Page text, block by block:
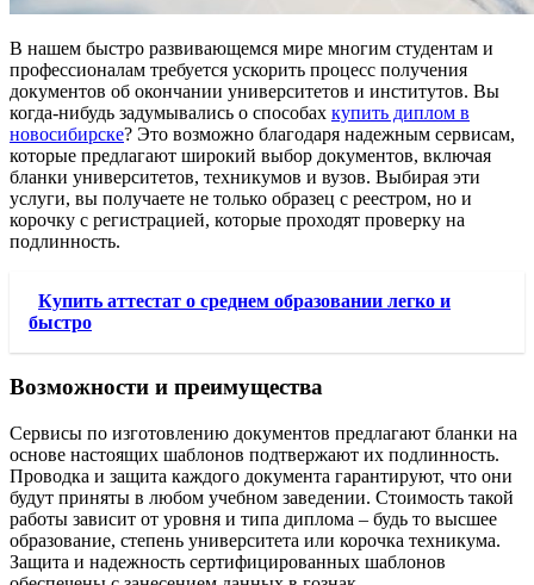
В нашем быстро развивающемся мире многим студентам и
профессионалам требуется ускорить процесс получения
документов об окончании университетов и институтов. Вы
когда-нибудь задумывались о способах купить диплом в
новосибирске? Это возможно благодаря надежным сервисам,
которые предлагают широкий выбор документов, включая
бланки университетов, техникумов и вузов. Выбирая эти
услуги, вы получаете не только образец с реестром, но и
корочку с регистрацией, которые проходят проверку на
подлинность.
Купить аттестат о среднем образовании легко и
быстро
Возможности и преимущества
Сервисы по изготовлению документов предлагают бланки на
основе настоящих шаблонов подтвержают их подлинность.
Проводка и защита каждого документа гарантируют, что они
будут приняты в любом учебном заведении. Стоимость такой
работы зависит от уровня и типа диплома – будь то высшее
образование, степень университета или корочка техникума.
Защита и надежность сертифицированных шаблонов